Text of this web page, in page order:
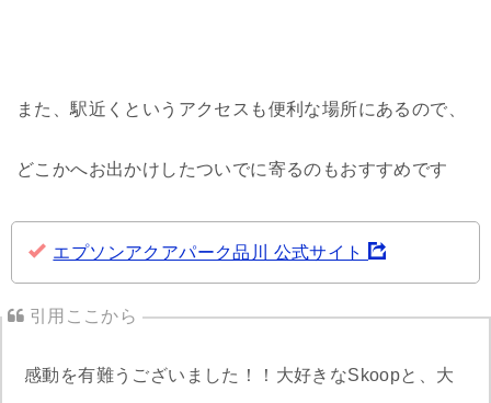
また、駅近くというアクセスも便利な場所にあるので、
どこかへお出かけしたついでに寄るのもおすすめです
エプソンアクアパーク品川 公式サイト
感動を有難うございました！！大好きなSkoopと、大